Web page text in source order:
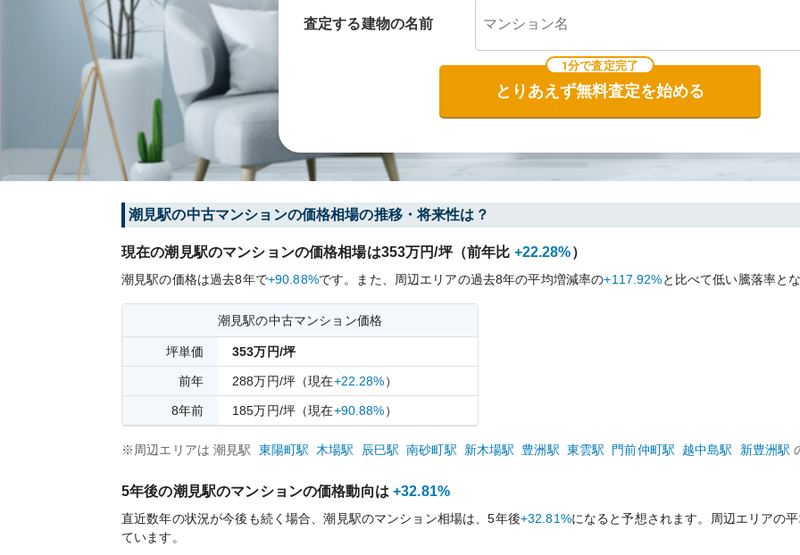
査定する建物の名前
1分で査定完了
とりあえず無料査定を始める
潮見駅の中古マンションの価格相場の推移・将来性は？
現在の潮見駅のマンションの価格相場は353万円/坪（前年比 +22.28%）
潮見駅の価格は過去8年で+90.88%です。 また、周辺エリアの過去8年の平均増減率の+117.92%と比べて低い騰落率と
潮見駅の中古マンション価格
坪単価 353万円/坪
前年 288万円/坪 （現在+22.28%）
8年前 185万円/坪 （現在+90.88%）
※周辺エリアは 潮見駅 東陽町駅 木場駅 辰巳駅 南砂町駅 新木場駅 豊洲駅 東雲駅 門前仲町駅 越中島駅 新豊洲駅
5年後の潮見駅のマンションの価格動向は +32.81%
直近数年の状況が今後も続く場合、潮見駅のマンション相場は、5年後+32.81%になると予想されます。周辺エリアの
ています。